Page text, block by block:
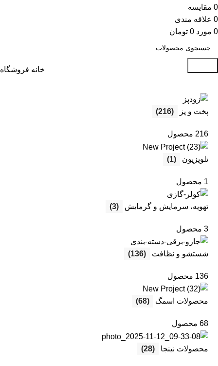
0 مقايسه
0 علاقه مندی
0 مورد 0 تومان
خانه فروشگاه
پخت و پز (216)
216 محصول
تلویزیون (1)
1 محصول
تهویه، سرمایش و گرمایش (3)
3 محصول
شستشو و نظافت (136)
136 محصول
محصولات اسمگ (68)
68 محصول
محصولات نینجا (28)